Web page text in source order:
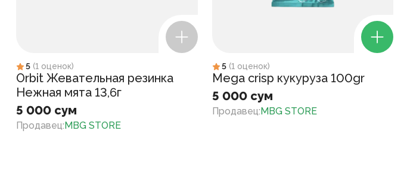
5 (1 оценок)
Orbit Жевательная резинка
Нежная мята 13,6г
5 000 сум
Продавец:MBG STORE
5 (1 оценок)
Mega crisp кукуруза 100gr
5 000 сум
Продавец:MBG STORE